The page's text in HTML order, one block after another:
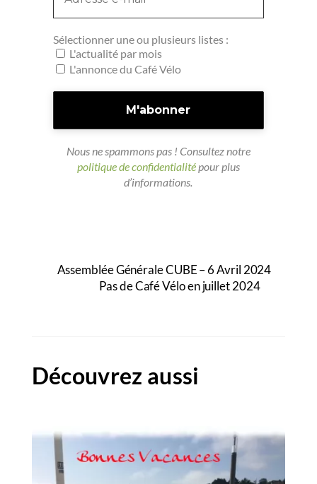
Sélectionner une ou plusieurs listes :
L'actualité par mois
L'annonce du Café Vélo
Nous ne spammons pas ! Consultez notre
politique de confidentialitépour plus
d’informations.
Assemblée Générale CUBE – 6 Avril 2024
Pas de Café Vélo en juillet 2024
Découvrez aussi